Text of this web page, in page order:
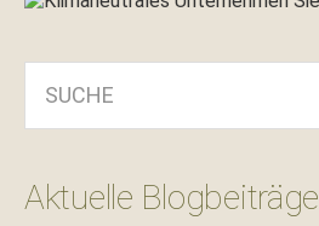
Aktuelle Blogbeiträge